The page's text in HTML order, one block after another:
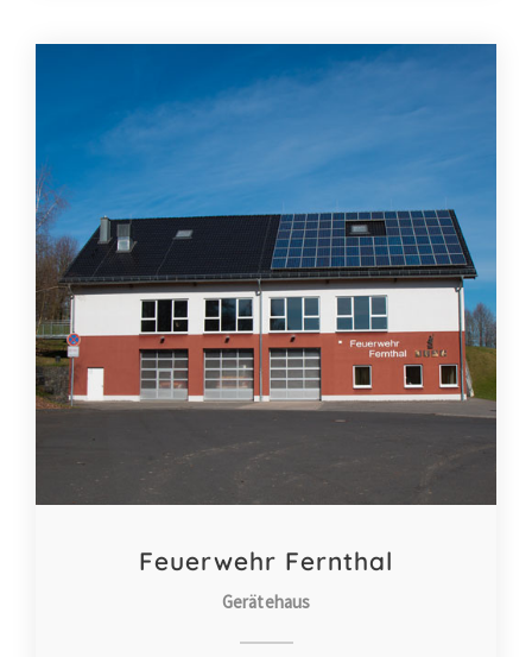
Feuerwehr Fernthal
Gerätehaus